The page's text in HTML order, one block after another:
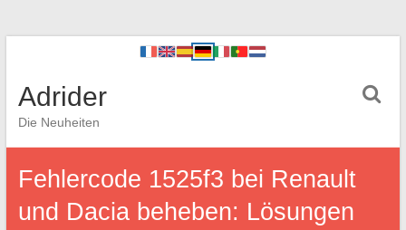
Adrider
Die Neuheiten
Fehlercode 1525f3 bei Renault
und Dacia beheben: Lösungen